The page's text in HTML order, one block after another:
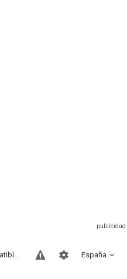
España
Sitios compatibles